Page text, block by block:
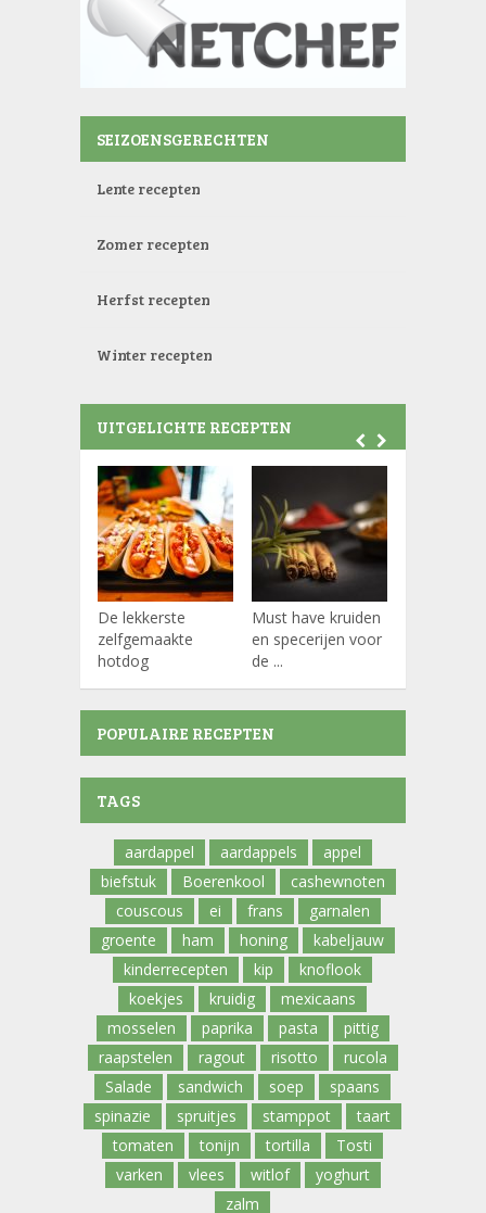
SEIZOENSGERECHTEN
Lente recepten
Zomer recepten
Herfst recepten
Winter recepten
UITGELICHTE RECEPTEN
De lekkerste
zelfgemaakte
hotdog
Must have kruiden
en specerijen voor
de ...
POPULAIRE RECEPTEN
TAGS
aardappel aardappels
appel
biefstuk
Boerenkool
cashewnoten
couscous
ei frans
garnalen
groente
ham honing
kabeljauw
kinderrecepten
kip
knoflook
koekjes
kruidig
mexicaans
mosselen
paprika pasta
pittig
raapstelen
ragout risotto
rucola
Salade
sandwich soep
spaans
spinazie
spruitjes stamppot
taart
tomaten
tonijn tortilla
Tosti
varken
vlees witlof
yoghurt
zalm